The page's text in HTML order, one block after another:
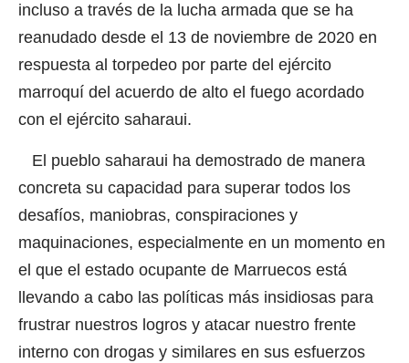
incluso a través de la lucha armada que se ha
reanudado desde el 13 de noviembre de 2020 en
respuesta al torpedeo por parte del ejército
marroquí del acuerdo de alto el fuego acordado
con el ejército saharaui.
El pueblo saharaui ha demostrado de manera
concreta su capacidad para superar todos los
desafíos, maniobras, conspiraciones y
maquinaciones, especialmente en un momento en
el que el estado ocupante de Marruecos está
llevando a cabo las políticas más insidiosas para
frustrar nuestros logros y atacar nuestro frente
interno con drogas y similares en sus esfuerzos